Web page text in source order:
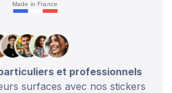
Made in France
et professionnels
surfaces avec nos stickers